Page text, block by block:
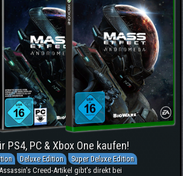
PS4, PC & Xbox One kaufen!
Deluxe Edition
Super Deluxe Edition
Creed-Artikel gibt's direkt bei